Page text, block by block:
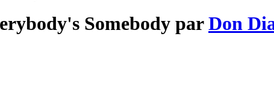
Somebody parDon